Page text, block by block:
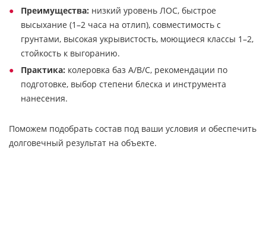
Преимущества: низкий уровень ЛОС, быстрое
высыхание (1–2 часа на отлип), совместимость с
грунтами, высокая укрывистость, моющиеся классы 1–2,
стойкость к выгоранию.
Практика: колеровка баз A/B/C, рекомендации по
подготовке, выбор степени блеска и инструмента
нанесения.
Поможем подобрать состав под ваши условия и обеспечить
долговечный результат на объекте.